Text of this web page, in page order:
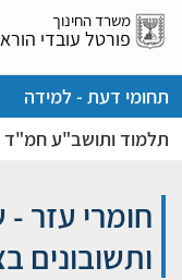
דלג
אל
משרד החינוך
פורטל עובדי
תחומי דעת - למידה
תלמוד ותושב"ע חמ"ד
חומרי עזר -
ותשובונים